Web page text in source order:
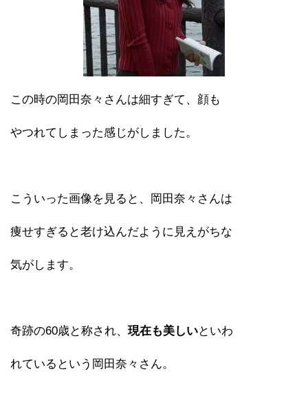
この時の岡田奈々さんは細すぎて、顔も
やつれてしまった感じがしました。
こういった画像を見ると、岡田奈々さんは
痩せすぎると老け込んだように見えがちな
気がします。
奇跡の60歳と称され、 現在も美しいといわ
れているという岡田奈々さん。